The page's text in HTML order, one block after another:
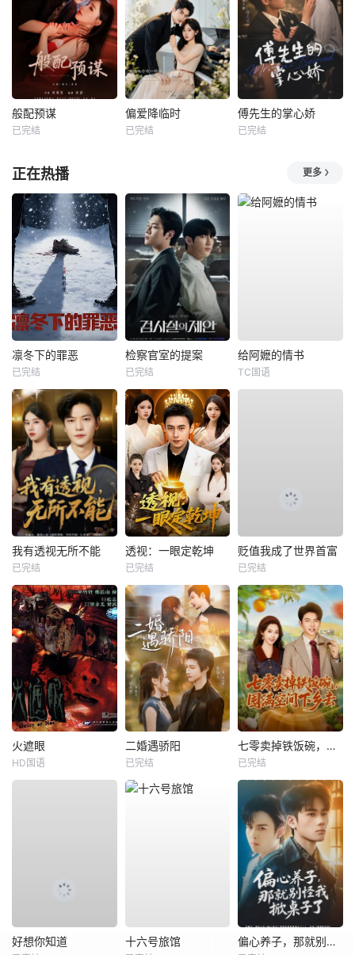
般配预谋
已完结
偏爱降临时
已完结
傅先生的掌心娇
已完结
正在热播 更多
凛冬下的罪恶
已完结
检察官室的提案
已完结
给阿嬷的情书
TC国语
我有透视无所不能
已完结
透视：一眼定乾坤
已完结
贬值我成了世界首富
已完结
火遮眼
HD国语
二婚遇骄阳
已完结
七零卖掉铁饭碗，囤满空间下乡去
已完结
好想你知道 十六号旅馆 偏心养子，那就别怪我掀桌子了